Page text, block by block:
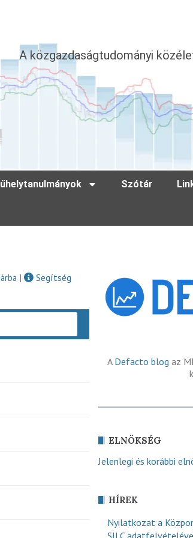
A közgazdaságtudományi
Szótár
|
Segítség
A Defacto blog az
ELNÖKSÉG
Jelenlegi és korábbi
HÍREK
Nyilatkozat a
SILC